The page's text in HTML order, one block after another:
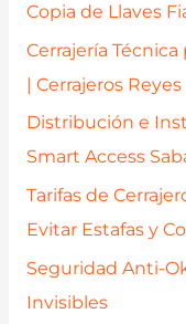
Copia de Llaves
Cerrajería
| Cerrajeros Reyes
Distribución e
Smart Access
Tarifas de
Evitar Estafas y
Seguridad Anti-
Invisibles